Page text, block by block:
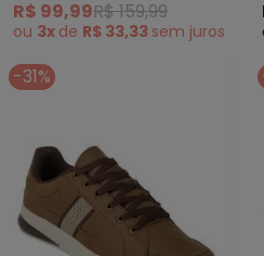
R$ 99,99R$ 159,99
ou 3x de R$ 33,33 sem juros
-31%